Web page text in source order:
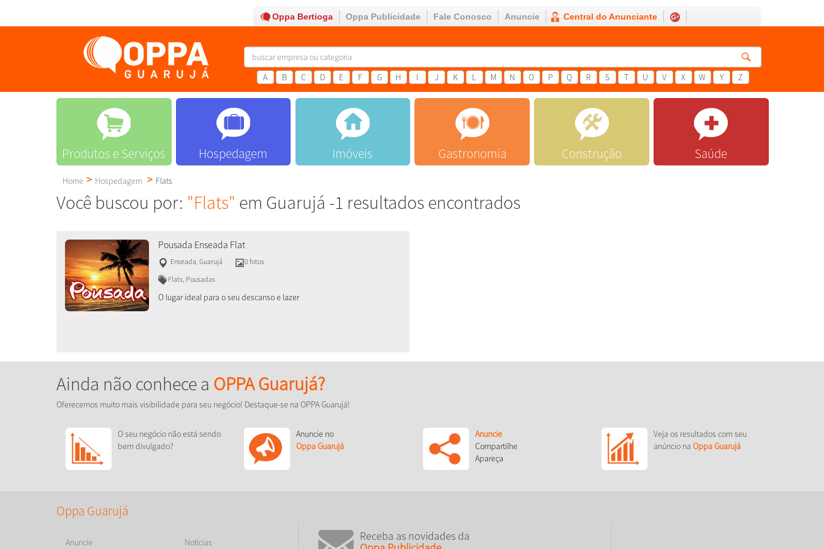
Oppa Bertioga Oppa Publicidade Fale Conosco Anuncie Central do Anunciante
A B C D E F G H I J K L M N O P Q R S T U V X W Y Z
Produtos e Serviços Hospedagem Imóveis Gastronomia Construção Saúde
Home Hospedagem Flats
Você buscou por: "Flats" em Guarujá -1 resultados encontrados
Pousada Enseada Flat
Enseada, Guarujá
0 fotos
Flats, Pousadas
O lugar ideal para o seu descanso e lazer
Ainda não conhece a OPPA Guarujá?
Oferecemos muito mais visibilidade para seu negócio! Destaque-se na OPPA Guarujá!
O seu negócio não está sendo
bem divulgado?
Anuncie no
Oppa Guarujá
Anuncie
Compartilhe
Apareça
Veja os resultados com seu
anúncio na Oppa Guarujá
Oppa Guarujá
Anuncie Notícias
Receba as novidades da